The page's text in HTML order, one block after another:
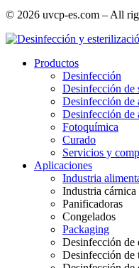
© 2026 uvcp-es.com – All
Productos
Desinfección
Desinfección de
Desinfección de
Desinfección de
Fotoquímica
Curado
Servicios y
Aplicaciones
Industria
Industria cárnica
Panificadoras
Congelados
Packaging
Desinfección de
Desinfección de